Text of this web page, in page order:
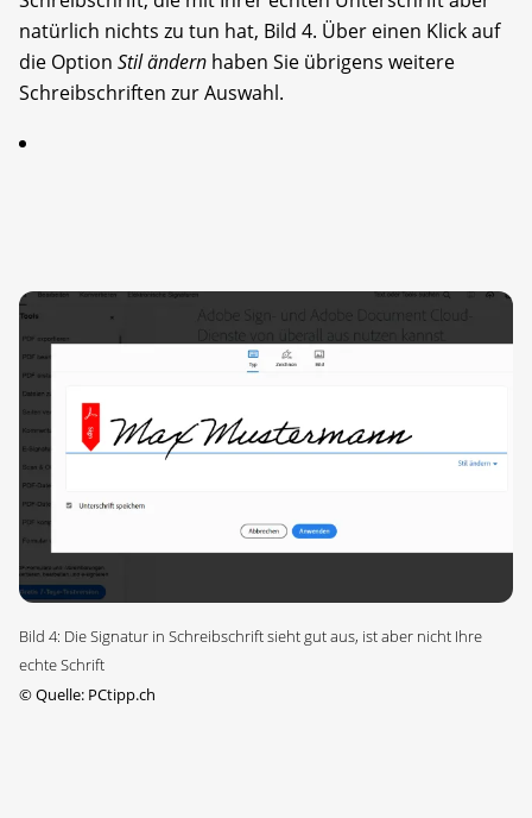
natürlich nichts zu tun hat, Bild 4. Über einen Klick auf
die Option Stil ändern haben Sie übrigens weitere
Schreibschriften zur Auswahl.
Bild 4: Die Signatur in Schreibschrift sieht gut aus, ist aber nicht Ihre
echte Schrift
©Quelle: PCtipp.ch